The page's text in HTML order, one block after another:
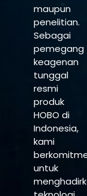
maupun
penelitian.
Sebagai
pemegang
keagenan
tunggal
resmi
produk
HOBO di
Indonesia,
kami
untuk